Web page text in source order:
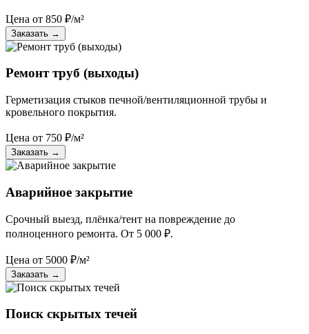
Цена от 850 ₽/м²
Заказать →
Ремонт труб (выходы)
Герметизация стыков печной/вентиляционной трубы и
кровельного покрытия.
Цена от 750 ₽/м²
Заказать →
Аварийное закрытие
Срочный выезд, плёнка/тент на повреждение до
полноценного ремонта. От 5 000 ₽.
Цена от 5000 ₽/м²
Заказать →
Поиск скрытых течей